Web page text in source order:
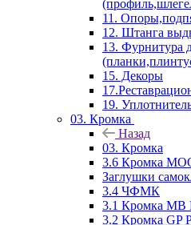
11.
12. Штанга
13. Фурнитура
15. Декоры
19.
03. Кромка
Назад
03. Кромка
3.6 Кромка
Заглушки
3.4 ЧФМК
3.1 Кромка MB
3.2 Кромка GP